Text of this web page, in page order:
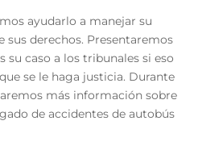
ayudarlo a manejar su
sus derechos. Presentaremos
su caso a los tribunales si eso
se le haga justicia. Durante
más información sobre
de accidentes de autobús